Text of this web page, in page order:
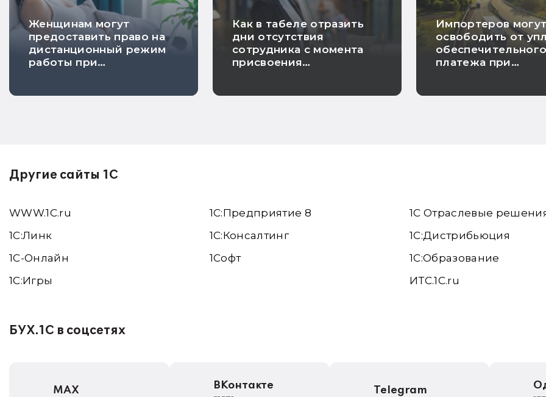
Женщинам могут
предоставить право на
дистанционный режим
работы при
Как в табеле отразить
дни отсутствия
сотрудника с момента
присвоения
Импортеров
освободить от
платежа при
Другие сайты 1С
WWW.1С.ru
1С:Линк
1С-Онлайн
1C:Игры
1С:Предприятие 8
1С:Консалтинг
1Софт
1С Отраслевые
1С:Дистрибьюция
1С:Образование
ИТС.1C.ru
БУХ.1С в соцсетях
MAX ВКонтакте Telegram